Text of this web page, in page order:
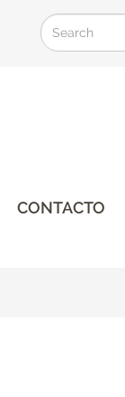
Search
Search
CONTACTO